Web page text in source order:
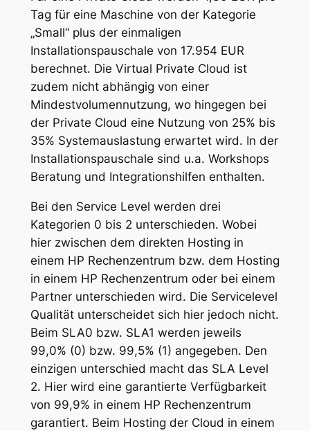
Tag für eine Maschine von der Kategorie
„Small“ plus der einmaligen
Installationspauschale von 17.954 EUR
berechnet. Die Virtual Private Cloud ist
zudem nicht abhängig von einer
Mindestvolumennutzung, wo hingegen bei
der Private Cloud eine Nutzung von 25% bis
35% Systemauslastung erwartet wird. In der
Installationspauschale sind u.a. Workshops
Beratung und Integrationshilfen enthalten.
Bei den Service Level werden drei
Kategorien 0 bis 2 unterschieden. Wobei
hier zwischen dem direkten Hosting in
einem HP Rechenzentrum bzw. dem Hosting
in einem HP Rechenzentrum oder bei einem
Partner unterschieden wird. Die Servicelevel
Qualität unterscheidet sich hier jedoch nicht.
Beim SLA0 bzw. SLA1 werden jeweils
99,0% (0) bzw. 99,5% (1) angegeben. Den
einzigen unterschied macht das SLA Level
2. Hier wird eine garantierte Verfügbarkeit
von 99,9% in einem HP Rechenzentrum
garantiert. Beim Hosting der Cloud in einem